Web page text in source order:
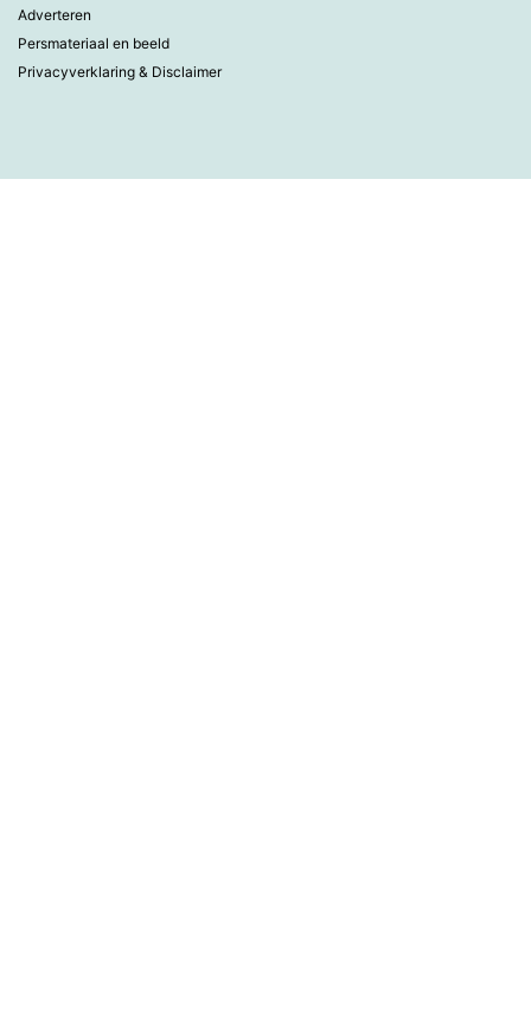
Adverteren
Persmateriaal en beeld
Privacyverklaring & Disclaimer